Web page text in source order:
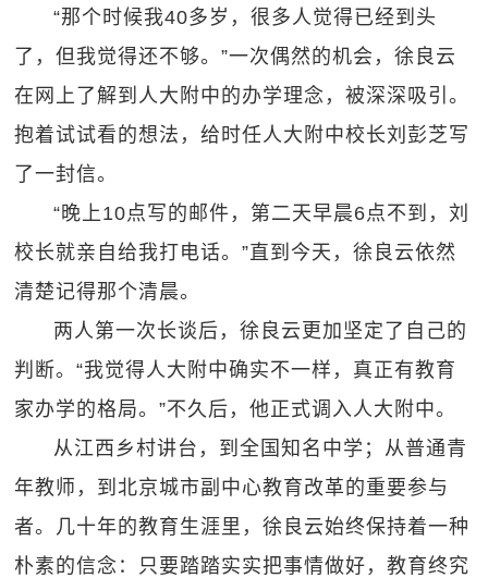
“那个时候我40多岁，很多人觉得已经到头
了，但我觉得还不够。”一次偶然的机会，徐良云
在网上了解到人大附中的办学理念，被深深吸引。
抱着试试看的想法，给时任人大附中校长刘彭芝写
了一封信。
“晚上10点写的邮件，第二天早晨6点不到，刘
校长就亲自给我打电话。”直到今天，徐良云依然
清楚记得那个清晨。
两人第一次长谈后，徐良云更加坚定了自己的
判断。“我觉得人大附中确实不一样，真正有教育
家办学的格局。”不久后，他正式调入人大附中。
从江西乡村讲台，到全国知名中学；从普通青
年教师，到北京城市副中心教育改革的重要参与
者。几十年的教育生涯里，徐良云始终保持着一种
朴素的信念：只要踏踏实实把事情做好，教育终究